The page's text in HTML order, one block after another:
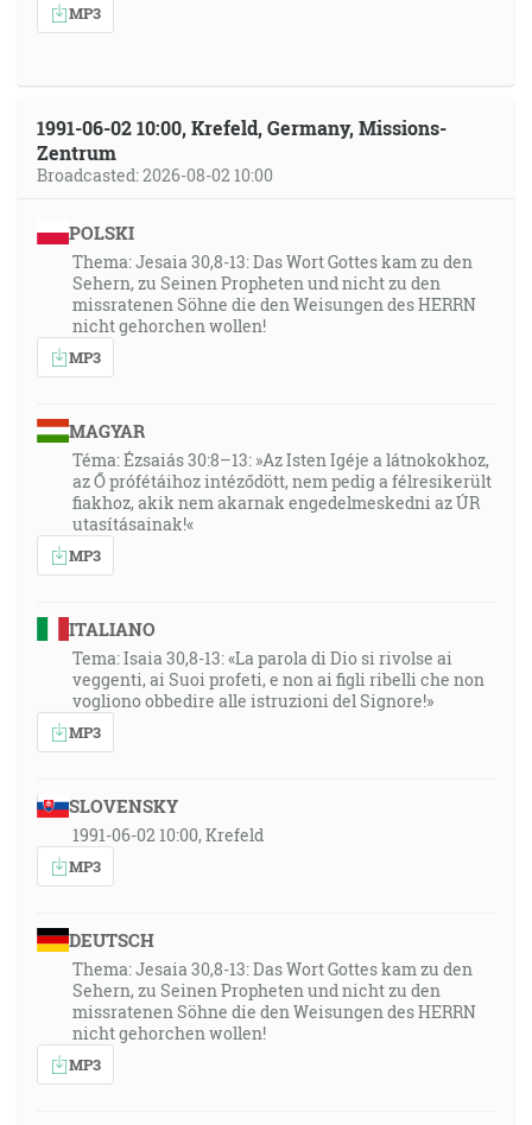
MP3
1991-06-02 10:00, Krefeld, Germany, Missions-
Zentrum
Broadcasted: 2026-08-02 10:00
POLSKI
Thema: Jesaia 30,8-13: Das Wort Gottes kam zu den
Sehern, zu Seinen Propheten und nicht zu den
missratenen Söhne die den Weisungen des HERRN
nicht gehorchen wollen!
MP3
MAGYAR
Téma: Ézsaiás 30:8–13: »Az Isten Igéje a látnokokhoz,
az Ő prófétáihoz intéződött, nem pedig a félresikerült
fiakhoz, akik nem akarnak engedelmeskedni az ÚR
utasításainak!«
MP3
ITALIANO
Tema: Isaia 30,8-13: «La parola di Dio si rivolse ai
veggenti, ai Suoi profeti, e non ai figli ribelli che non
vogliono obbedire alle istruzioni del Signore!»
MP3
SLOVENSKY
1991-06-02 10:00, Krefeld
MP3
DEUTSCH
Thema: Jesaia 30,8-13: Das Wort Gottes kam zu den
Sehern, zu Seinen Propheten und nicht zu den
missratenen Söhne die den Weisungen des HERRN
nicht gehorchen wollen!
MP3